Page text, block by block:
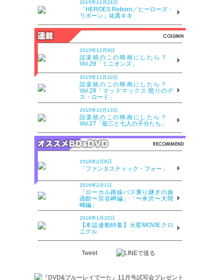
2015年12月24日
「HEROES Reborn／ヒーローズ・
リボーン」祐真キキ
2015年12月9日
設楽統のこの映画にしたら？
Vol.29「ミニオンズ」
2015年11月10日
設楽統のこの映画にしたら？
Vol.28「マッドマックス 怒りのデ
ス・ロード」
2015年10月13日
設楽統のこの映画にしたら？
Vol.27「龍三と七人の子分たち」
2016年2月8日
「ファンタスティック・フォー」
2016年2月1日
「ローカル路線バス乗り継ぎの旅
函館〜宗谷岬編」「〜米沢〜大間
崎編」
2016年1月20日
【本誌連動特集】火星MOVIEクロ
ニクル
Tweet